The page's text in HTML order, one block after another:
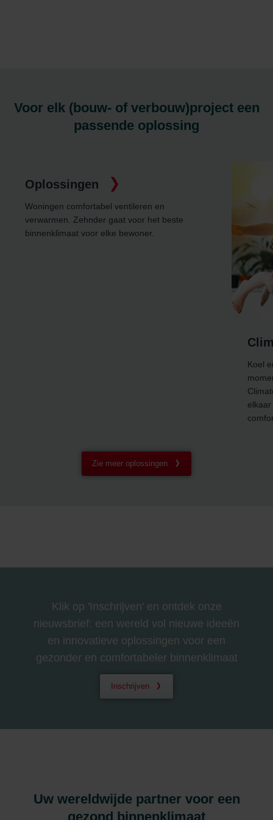
Voor elk (bouw- of verbouw)project een
passende oplossing
Zie meer oplossingen
Klik op 'Inschrijven' en ontdek onze
nieuwsbrief: een wereld vol nieuwe ideeën
en innovatieve oplossingen voor een
gezonder en comfortabeler binnenklimaat
Inschrijven
Uw wereldwijde partner voor een
gezond binnenklimaat